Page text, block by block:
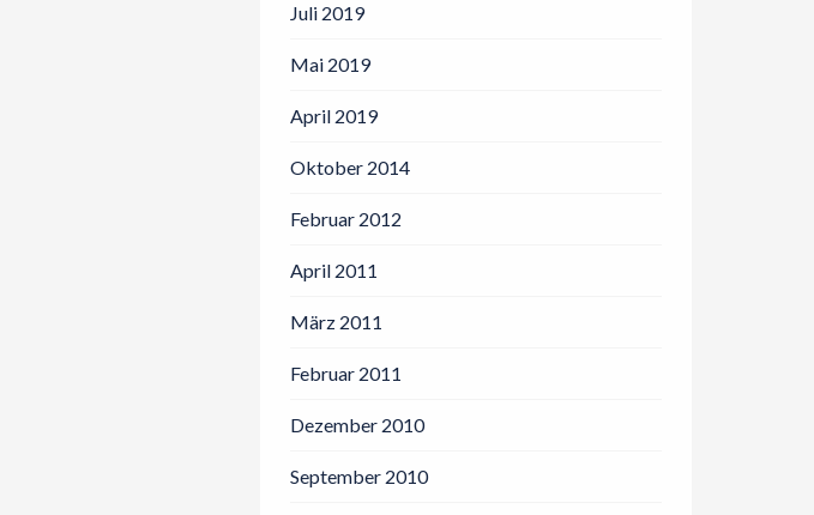
Juli 2019
Mai 2019
April 2019
Oktober 2014
Februar 2012
April 2011
März 2011
Februar 2011
Dezember 2010
September 2010